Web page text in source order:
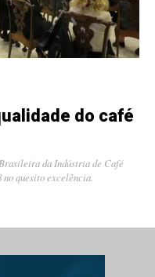
do café
da Indústria de Café
quesito excelência.